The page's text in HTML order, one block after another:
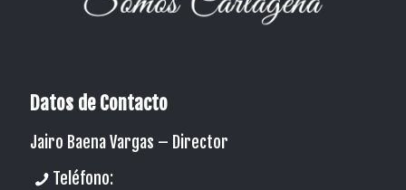
Datos de Contacto
Jairo Baena Vargas – Director
Teléfono: